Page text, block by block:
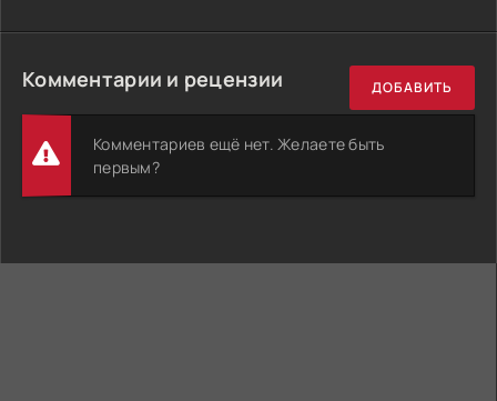
Комментарии и рецензии ДОБАВИТЬ
Комментариев ещё нет. Желаете быть
первым?